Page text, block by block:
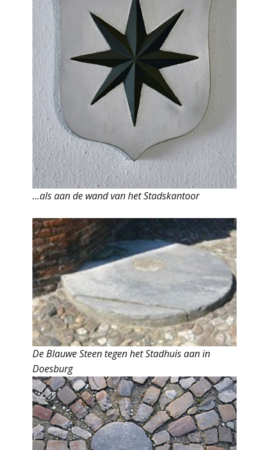
…als aan de wand van het Stadskantoor
De Blauwe Steen tegen het Stadhuis aan in
Doesburg